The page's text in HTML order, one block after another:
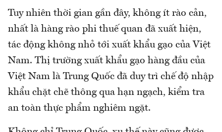
Tuy nhiên thời gian gần đây, không ít rào cản,
nhất là hàng rào phi thuế quan đã xuất hiện,
tác động không nhỏ tới xuất khẩu gạo của Việt
Nam. Thị trường xuất khẩu gạo hàng đầu của
Việt Nam là Trung Quốc đã duy trì chế độ nhập
khẩu chặt chẽ thông qua hạn ngạch, kiểm tra
an toàn thực phẩm nghiêm ngặt.